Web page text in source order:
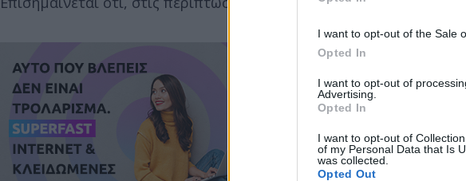
I want to opt-out of the Sale
Opted In
I want to opt-out of
Advertising.
Opted In
I want to opt-out of
of my Personal Data that Is
was collected.
Opted Out